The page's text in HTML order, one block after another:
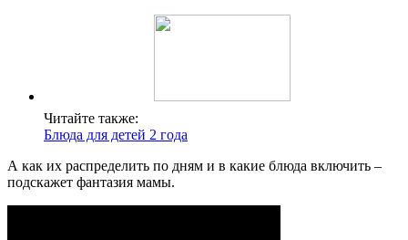
Читайте также:
Блюда для детей 2 года
А как их распределить по дням и в какие блюда включить –
подскажет фантазия мамы.